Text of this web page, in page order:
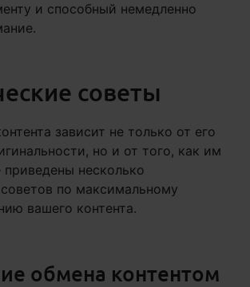
и способный немедленно
советы
зависит не только от его
но и от того, как им
несколько
по максимальному
вашего контента.
обмена контентом